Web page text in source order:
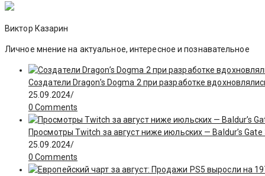
Виктор Казарин
Личное мнение на актуальное, интересное и познавательное
Создатели Dragon’s Dogma 2 при разработке
25.09.2024/
0 Comments
Просмотры Twitch за август ниже июльских — Baldur’s
25.09.2024/
0 Comments